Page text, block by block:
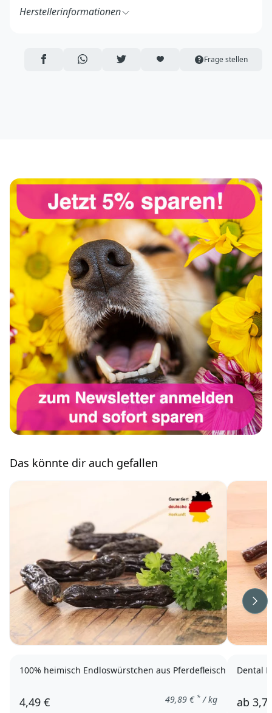
Herstellerinformationen
53547 Breitscheid
Deutschland
AUF FACEBOOK TEILEN
ÜBER WHATSAPP TEILEN
AUF TWITTER TEILENARTIKEL AUF DIE MERKLISTE
Frage stellen
Das könnte dir auch gefallen
100% heimisch Endloswürstchen aus Pferdefleisch
4,49 € 49,89 € * / kg
Dental
ab